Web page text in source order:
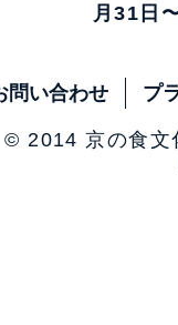
月31日
問い合わせ プ
2014 京の食